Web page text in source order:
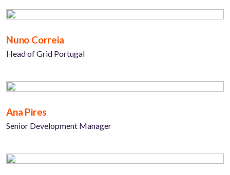
Nuno Correia
Head of Grid Portugal
Ana Pires
Senior Development Manager